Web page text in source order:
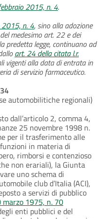
2015, n. 4.
n. 4, sino alla adozione
medesimo art. 22 e dei
predetta legge, continuano ad
art. 24 della citata l.r.
vigenti alla data di entrata in
di servizio farmaceutico.
automobilitiche regionali)
dall’articolo 2, comma 4,
25 novembre 1998 n.
per il trasferimento alle
in materia di
rimborsi e contenzioso
non erariali), la Giunta
uno schema di
club d’Italia (ACI),
a servizi di pubblico
marzo 1975, n. 70
enti pubblici e del